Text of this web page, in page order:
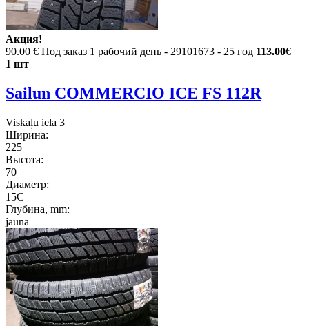
Акция!
90.00 € Под заказ 1 рабочий день - 29101673 - 25 год 113.00€
1 шт
Sailun COMMERCIO ICE FS 112R
Viskaļu iela 3
Ширина:
225
Высота:
70
Диаметр:
15C
Глубина, mm:
jauna